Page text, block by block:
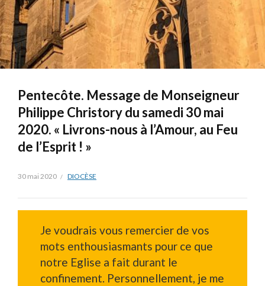
Pentecôte. Message de Monseigneur
Philippe Christory du samedi 30 mai
2020. « Livrons-nous à l’Amour, au Feu
de l’Esprit ! »
30 mai 2020 DIOCÈSE
Je voudrais vous remercier de vos
mots enthousiasmants pour ce que
notre Eglise a fait durant le
confinement. Personnellement, je me